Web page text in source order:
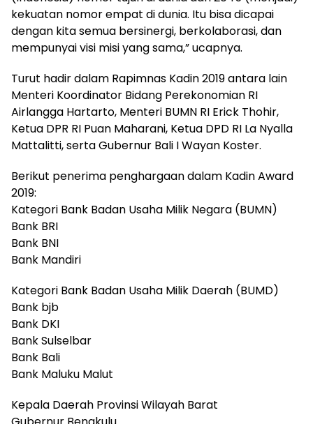
kekuatan nomor empat di dunia. Itu bisa dicapai
dengan kita semua bersinergi, berkolaborasi, dan
mempunyai visi misi yang sama,” ucapnya.
Turut hadir dalam Rapimnas Kadin 2019 antara lain
Menteri Koordinator Bidang Perekonomian RI
Airlangga Hartarto, Menteri BUMN RI Erick Thohir,
Ketua DPR RI Puan Maharani, Ketua DPD RI La Nyalla
Mattalitti, serta Gubernur Bali I Wayan Koster.
Berikut penerima penghargaan dalam Kadin Award
2019:
Kategori Bank Badan Usaha Milik Negara (BUMN)
Bank BRI
Bank BNI
Bank Mandiri
Kategori Bank Badan Usaha Milik Daerah (BUMD)
Bank bjb
Bank DKI
Bank Sulselbar
Bank Bali
Bank Maluku Malut
Kepala Daerah Provinsi Wilayah Barat